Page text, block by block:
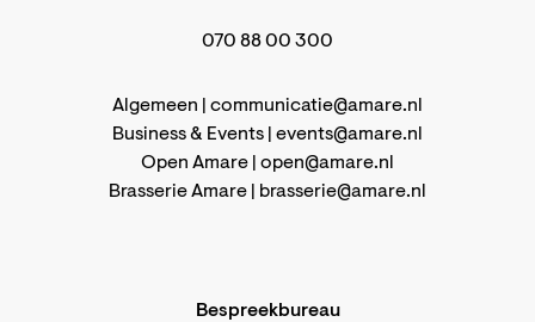
070 88 00 300
Algemeen | communicatie@amare.nl
Business & Events | events@amare.nl
Open Amare | open@amare.nl
Brasserie Amare |
brasserie@amare.nl
Bespreekbureau